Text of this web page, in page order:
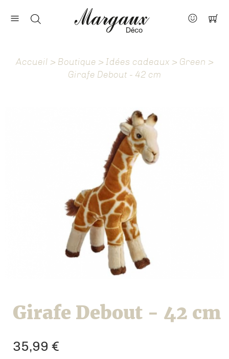
Nos marques
À propos
Accueil > Boutique > Idées cadeaux > Green >
Girafe Debout - 42 cm
Girafe Debout - 42 cm
35,99 €